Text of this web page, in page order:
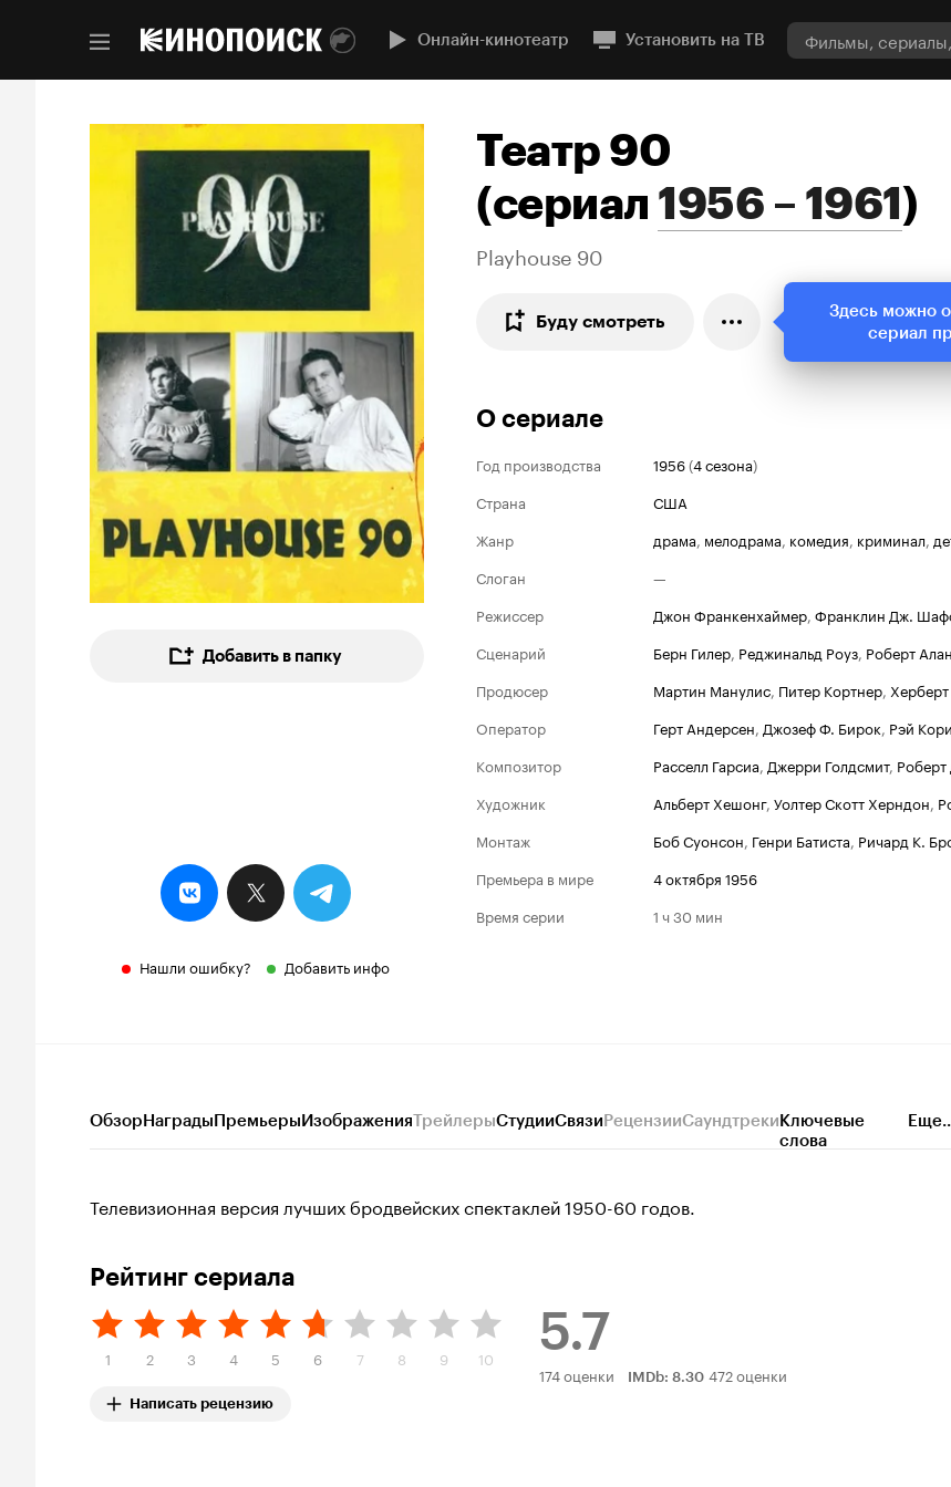
Онлайн-кинотеатр Установить на ТВ
Добавить в папку
Нашли ошибку? Добавить инфо
Театр 90
(сериал 1956 – 1961)
Playhouse 90
Буду смотреть
О сериале
Год производства 1956(4 сезона)
Страна
США
Жанр
драма, мелодрама, комедия, криминал,
Слоган
—
Режиссер
Джон Франкенхаймер, Франклин Дж.
Сценарий
Берн Гилер, Реджинальд Роуз, Роберт
Продюсер
Мартин Манулис, Питер Кортнер,
Оператор
Герт Андерсен, Джозеф Ф. Бирок, Рэй Кори
Композитор
Расселл Гарсиа, Джерри Голдсмит,
Художник
Альберт Хешонг, Уолтер Скотт Херндон,
Монтаж
Боб Суонсон, Генри Батиста, Ричард К.
Премьера в мире
4 октября 1956
Время серии
1 ч 30 мин
ОбзорНаградыПремьерыИзображенияТрейлерыСтудииСвязиРецензииСаундтрекиКлючевые
слова
Телевизионная версия лучших бродвейских спектаклей 1950-60 годов.
Рейтинг сериала
1 2 3 4 5 6 7 8 9 10
Написать рецензию
5.7
Рейтинг
174 оценки IMDb: 8.30 472 оценки
Здесь можно
сериал